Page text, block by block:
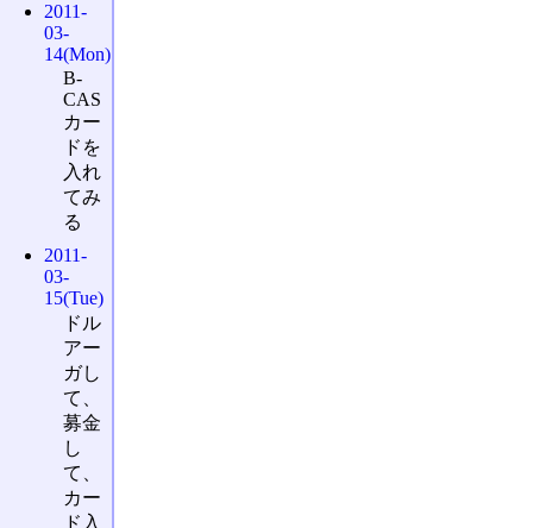
2011-
03-
14(Mon)
B-
CAS
カー
ドを
入れ
てみ
る
2011-
03-
15(Tue)
ドル
アー
ガし
て、
募金
し
て、
カー
ド入